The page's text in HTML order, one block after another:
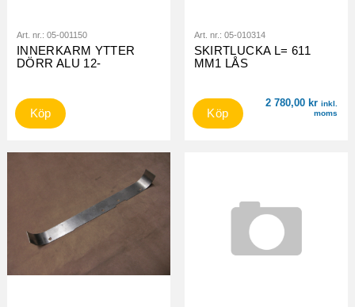
Art. nr.: 05-001150
INNERKARM YTTER
DÖRR ALU 12-
Köp
Art. nr.: 05-010314
SKIRTLUCKA L= 611
MM1 LÅS
2 780,00 kr inkl.
moms
Köp